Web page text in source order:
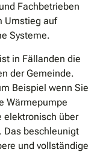
Fachbetrieben
Umstieg auf
Systeme.
in Fällanden die
der Gemeinde.
Beispiel wenn Sie
Wärmepumpe
elektronisch über
Das beschleunigt
und vollständige